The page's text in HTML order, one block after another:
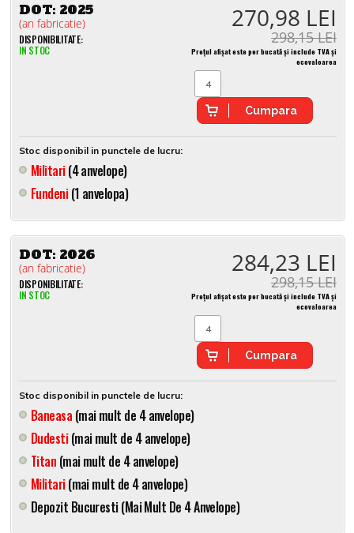
DOT: 2025
(an fabricatie)
DISPONIBILITATE:
IN STOC
270,98 LEI
298,15 LEI
Prețul afișat este per bucată și include TVA și
ecovaloarea
Cumpara
Stoc disponibil in punctele de lucru:
Militari(4 anvelope)
Fundeni(1 anvelopa)
DOT: 2026
(an fabricatie)
DISPONIBILITATE:
IN STOC
284,23 LEI
298,15 LEI
Prețul afișat este per bucată și include TVA și
ecovaloarea
Cumpara
Stoc disponibil in punctele de lucru:
Baneasa (mai mult de 4 anvelope)
Dudesti(mai mult de 4 anvelope)
Titan (mai mult de 4 anvelope)
Militari(mai mult de 4 anvelope)
Depozit Bucuresti (mai Mult De 4 Anvelope)